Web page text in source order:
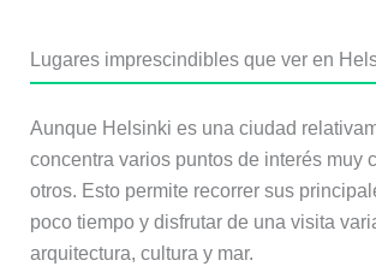
Lugares imprescindibles que ver en
Aunque Helsinki es una ciudad
concentra varios puntos de interés muy
otros. Esto permite recorrer sus
poco tiempo y disfrutar de una visita
arquitectura, cultura y mar.